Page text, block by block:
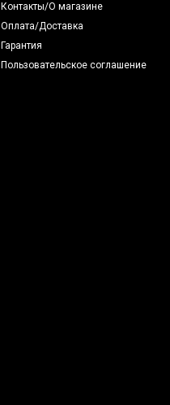
Контакты/О магазине
Оплата/Доставка
Гарантия
Пользовательское соглашение